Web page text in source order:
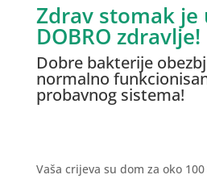
Zdrav stomak je
DOBRO zdravlje!
Dobre bakterije
normalno
probavnog sistema!
Vaša crijeva su dom za oko